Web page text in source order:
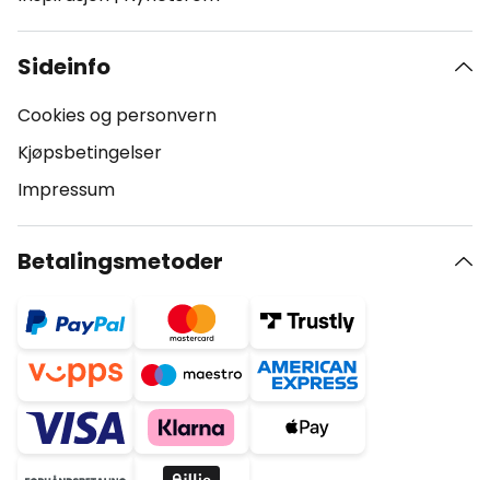
Sideinfo
Cookies og personvern
Kjøpsbetingelser
Impressum
Betalingsmetoder